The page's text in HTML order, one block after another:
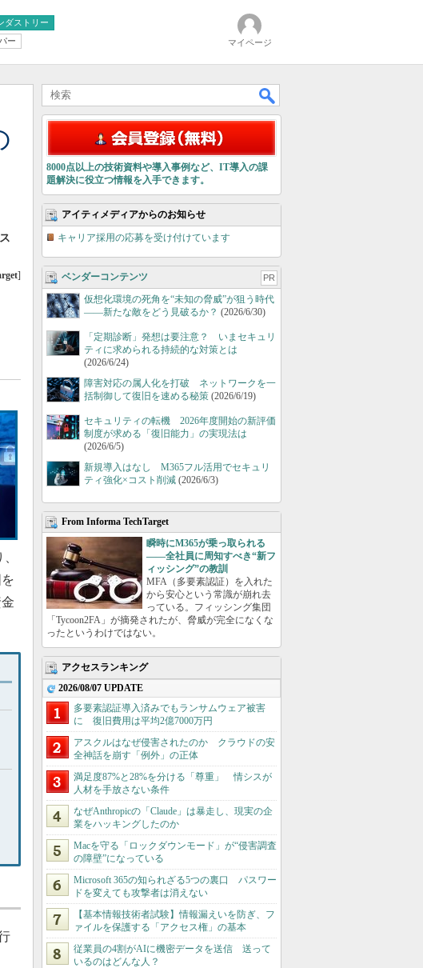
ダストリー
ー マイページ
]
8000点以上の技術資料や導入事例など、IT導入の課
題解決に役立つ情報を入手できます。
アイティメディアからのお知らせ
キャリア採用の応募を受け付けています
ベンダーコンテンツ PR
仮想化環境の死角を“未知の脅威”が狙う時代
――新たな敵をどう見破るか？ (2026/6/30)
「定期診断」発想は要注意？ いまセキュリ
ティに求められる持続的な対策とは
(2026/6/24)
障害対応の属人化を打破 ネットワークを一
括制御して復旧を速める秘策 (2026/6/19)
セキュリティの転機 2026年度開始の新評価
制度が求める「復旧能力」の実現法は
(2026/6/5)
新規導入はなし M365フル活用でセキュリ
ティ強化×コスト削減 (2026/6/3)
From Informa TechTarget
瞬時にM365が乗っ取られる
――全社員に周知すべき“新フ
ィッシング”の教訓
MFA（多要素認証）を入れた
から安心という常識が崩れ去
っている。フィッシング集団
「Tycoon2FA」が摘発されたが、脅威が完全になくな
ったというわけではない。
アクセスランキング
2026/08/07 UPDATE
多要素認証導入済みでもランサムウェア被害
に 復旧費用は平均2億7000万円
アスクルはなぜ侵害されたのか クラウドの安
全神話を崩す「例外」の正体
満足度87%と28%を分ける「尊重」 情シスが
人材を手放さない条件
なぜAnthropicの「Claude」は暴走し、現実の企
業をハッキングしたのか
Macを守る「ロックダウンモード」が“侵害調査
の障壁”になっている
Microsoft 365の知られざる5つの裏口 パスワー
ドを変えても攻撃者は消えない
【基本情報技術者試験】情報漏えいを防ぎ、フ
ァイルを保護する「アクセス権」の基本
従業員の4割がAIに機密データを送信 送って
いるのはどんな人？